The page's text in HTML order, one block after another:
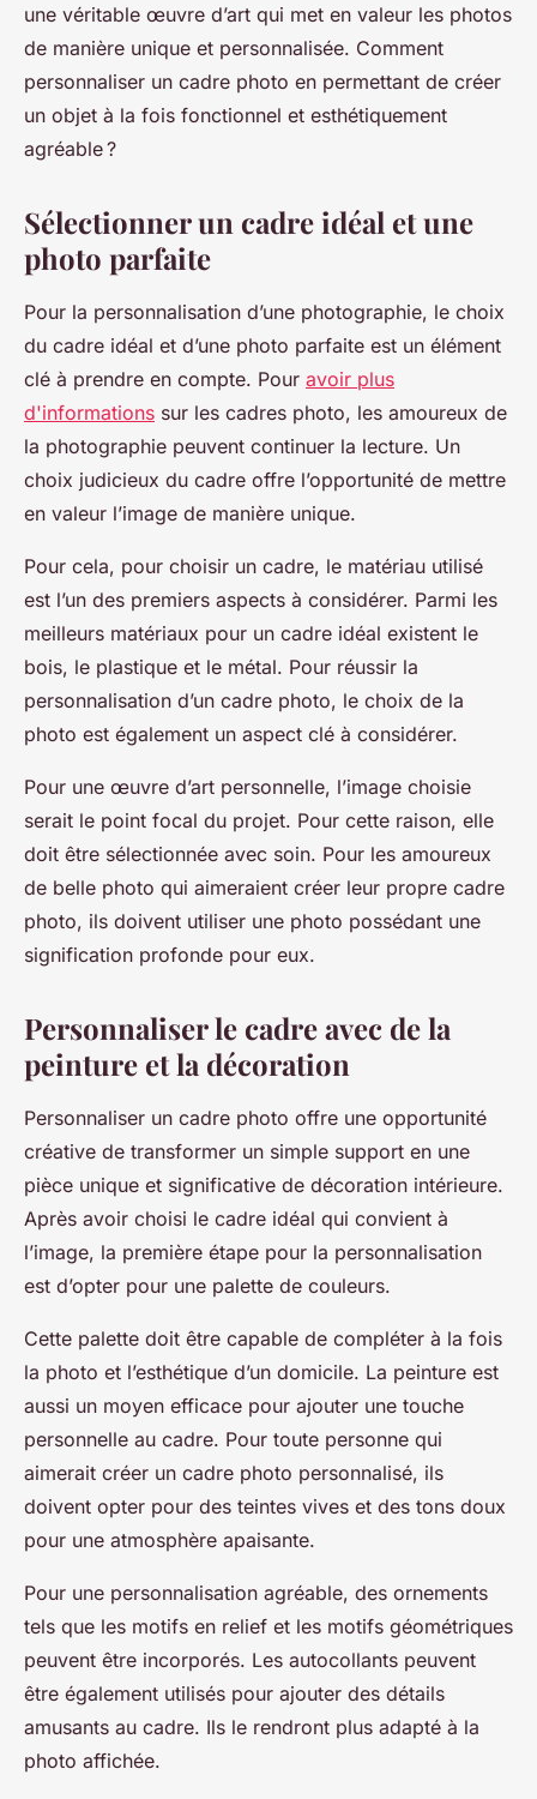
une véritable œuvre d’art qui met en valeur les photos
de manière unique et personnalisée. Comment
personnaliser un cadre photo en permettant de créer
un objet à la fois fonctionnel et esthétiquement
agréable ?
Sélectionner un cadre idéal et une
photo parfaite
Pour la personnalisation d’une photographie, le choix
du cadre idéal et d’une photo parfaite est un élément
clé à prendre en compte. Pour avoir plus
d'informations sur les cadres photo, les amoureux de
la photographie peuvent continuer la lecture. Un
choix judicieux du cadre offre l’opportunité de mettre
en valeur l’image de manière unique.
Pour cela, pour choisir un cadre, le matériau utilisé
est l’un des premiers aspects à considérer. Parmi les
meilleurs matériaux pour un cadre idéal existent le
bois, le plastique et le métal. Pour réussir la
personnalisation d’un cadre photo, le choix de la
photo est également un aspect clé à considérer.
Pour une œuvre d’art personnelle, l’image choisie
serait le point focal du projet. Pour cette raison, elle
doit être sélectionnée avec soin. Pour les amoureux
de belle photo qui aimeraient créer leur propre cadre
photo, ils doivent utiliser une photo possédant une
signification profonde pour eux.
Personnaliser le cadre avec de la
peinture et la décoration
Personnaliser un cadre photo offre une opportunité
créative de transformer un simple support en une
pièce unique et significative de décoration intérieure.
Après avoir choisi le cadre idéal qui convient à
l’image, la première étape pour la personnalisation
est d’opter pour une palette de couleurs.
Cette palette doit être capable de compléter à la fois
la photo et l’esthétique d’un domicile. La peinture est
aussi un moyen efficace pour ajouter une touche
personnelle au cadre. Pour toute personne qui
aimerait créer un cadre photo personnalisé, ils
doivent opter pour des teintes vives et des tons doux
pour une atmosphère apaisante.
Pour une personnalisation agréable, des ornements
tels que les motifs en relief et les motifs géométriques
peuvent être incorporés. Les autocollants peuvent
être également utilisés pour ajouter des détails
amusants au cadre. Ils le rendront plus adapté à la
photo affichée.